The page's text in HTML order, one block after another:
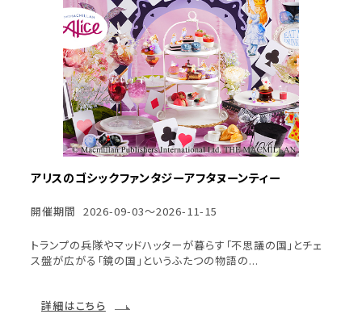
アリスのゴシックファンタジーアフタヌーンティー
開催期間 2026-09-03～2026-11-15
トランプの兵隊やマッドハッターが暮らす「不思議の国」とチェ
ス盤が広がる「鏡の国」というふたつの物語の...
詳細はこちら